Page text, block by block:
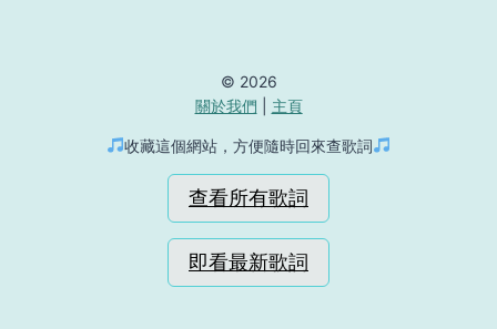
© 2026
關於我們
主頁
收藏這個網站，方便隨時回來查歌詞
查看所有歌詞
即看最新歌詞